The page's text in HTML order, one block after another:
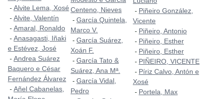
- Alvite Lema, Xosé
- Alvite, Valentín
- Amaral, Ronaldo
- Anasagasti, Iñaki
e Estévez, José
- Andrea Suárez
Baquero e César
Fernández Álvarez
- Añel Cabanelas,
Centeno, Nieves
- García Quintela,
Marco V.
- García Suárez,
Xoán F.
- García Tato &
Suárez, Ana Mª.
- García Vidal,
Pedro
- Piñeiro González,
Vicente
- Piñeiro, Antonio
- Piñeiro, Esther
- Piñeiro, Esther
- PIÑEIRO, VICENTE
- Píriz Calvo, Antón e
Xosé
- Portela, Max